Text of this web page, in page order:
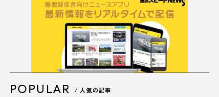
POPULAR / 人気の記事